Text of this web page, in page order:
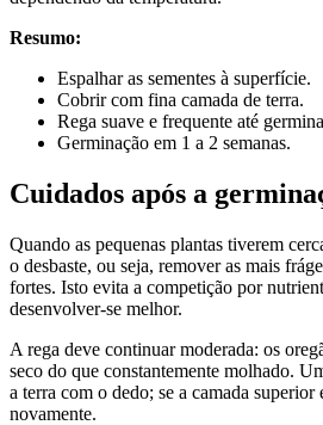
Resumo:
Espalhar as sementes à superfície.
Cobrir com fina camada de terra.
Rega suave e frequente até
Germinação em 1 a 2 semanas.
Cuidados após a
Quando as pequenas plantas tiverem
o desbaste, ou seja, remover as mais
fortes. Isto evita a competição por
desenvolver-se melhor.
A rega deve continuar moderada: os
seco do que constantemente molhado.
a terra com o dedo; se a camada superior
novamente.